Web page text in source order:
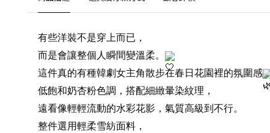
有些洋裝不是穿上而已，
而是會讓整個人瞬間變溫柔。
這件真的有種韓劇女主角散步在春日花園裡的氛圍感
低飽和奶杏粉色調，搭配細緻暈染紋理，
遠看像輕輕流動的水彩花影，氣質高級到不行。
整件選用輕柔雪紡面料，